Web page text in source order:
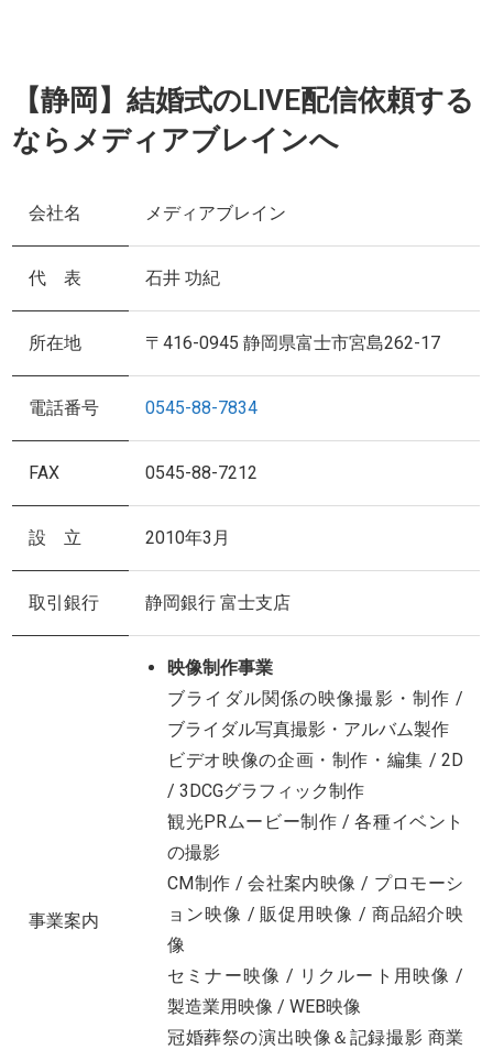
【静岡】結婚式のLIVE配信依頼する
ならメディアブレインへ
会社名 メディアブレイン
代 表 石井 功紀
所在地 〒416-0945 静岡県富士市宮島262-17
電話番号 0545-88-7834
FAX 0545-88-7212
設 立 2010年3月
取引銀行 静岡銀行 富士支店
事業案内
映像制作事業
ブライダル関係の映像撮影・制作 /
ブライダル写真撮影・アルバム製作
ビデオ映像の企画・制作・編集 / 2D
/ 3DCGグラフィック制作
観光PRムービー制作 / 各種イベント
の撮影
CM制作 / 会社案内映像 / プロモーシ
ョン映像 / 販促用映像 / 商品紹介映
像
セミナー映像 / リクルート用映像 /
製造業用映像 / WEB映像
冠婚葬祭の演出映像＆記録撮影 商業